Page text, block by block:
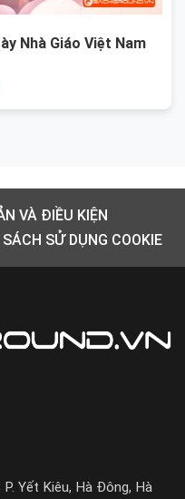
Nhà Giáo Việt Nam
VÀ ĐIỀU KIỆN
SỬ DỤNG COOKIE
Yết Kiêu, Hà Đông, Hà